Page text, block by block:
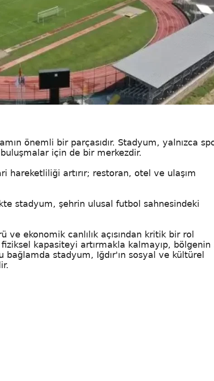
önemli bir parçasıdır. Stadyum, yalnızca
için de bir merkezdir.
hareketliliği artırır; restoran, otel ve ulaşım
stadyum, şehrin ulusal futbol sahnesindeki
ekonomik canlılık açısından kritik bir rol
fiziksel kapasiteyi artırmakla kalmayıp, bölgenin
bağlamda stadyum, Iğdır'ın sosyal ve kültürel